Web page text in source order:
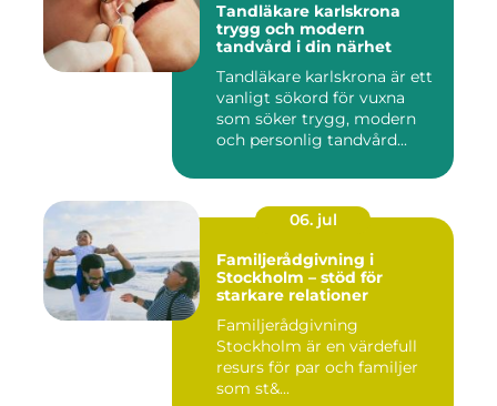
Tandläkare karlskrona
trygg och modern
tandvård i din närhet
Tandläkare karlskrona är ett
vanligt sökord för vuxna
som söker trygg, modern
och personlig tandvård...
06. jul
Familjerådgivning i
Stockholm – stöd för
starkare relationer
Familjerådgivning
Stockholm är en värdefull
resurs för par och familjer
som st&...